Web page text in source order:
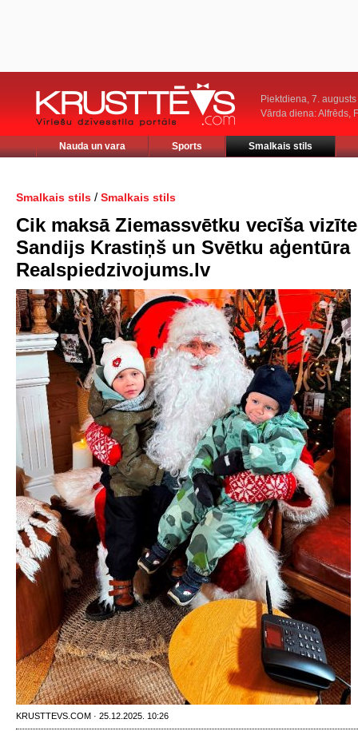
Piektdiena, 7. augusts
Vārda diena: Alfrēds,
Nauda un vara Sports Smalkais stils
Smalkais stils / Smalkais stils
Cik maksā Ziemassvētku vecīša
Sandijs Krastiņš un Svētku aģentūra
Realspiedzivojums.lv
KRUSTTEVS.COM · 25.12.2025. 10:26